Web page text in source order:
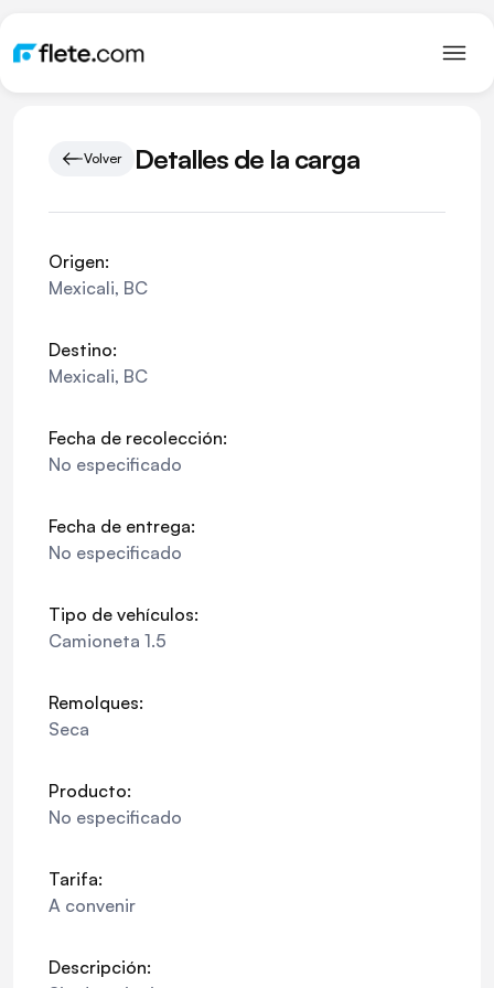
Volver Detalles de la carga
Origen:
Mexicali, BC
Destino:
Mexicali, BC
Fecha de recolección:
No especificado
Fecha de entrega:
No especificado
Tipo de vehículos:
Camioneta 1.5
Remolques:
Seca
Producto:
No especificado
Tarifa:
A convenir
Descripción: